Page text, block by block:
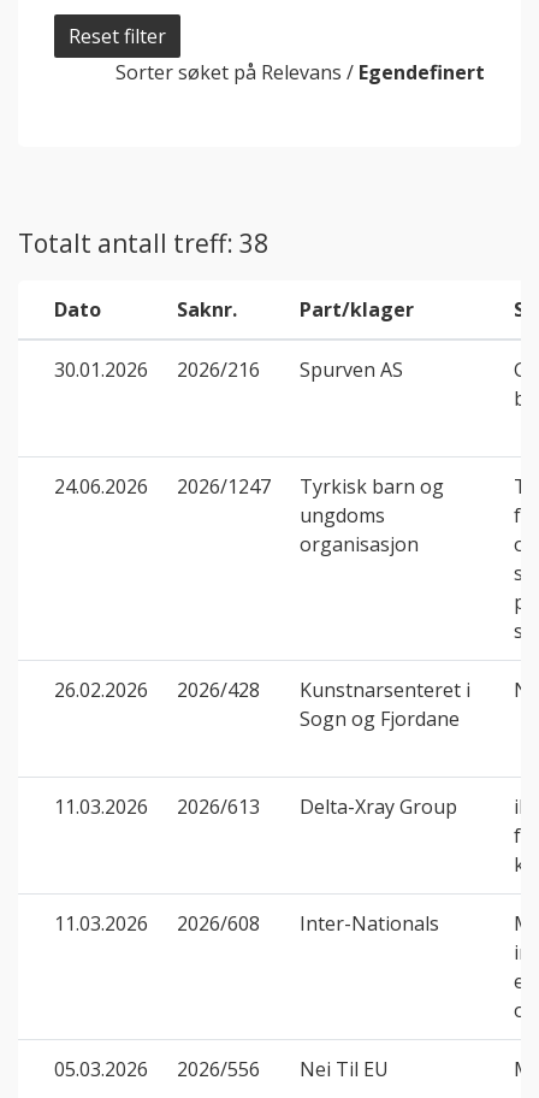
Reset filter
Sorter søket på Relevans / Egendefinert
Totalt antall treff: 38
Dato Saknr. Part/klager
30.01.2026 2026/216 Spurven AS
24.06.2026 2026/1247
Tyrkisk barn og
ungdoms
organisasjon
26.02.2026 2026/428
Kunstnarsenteret i
Sogn og Fjordane
11.03.2026 2026/613 Delta-Xray Group
11.03.2026 2026/608 Inter-Nationals
05.03.2026 2026/556 Nei Til EU